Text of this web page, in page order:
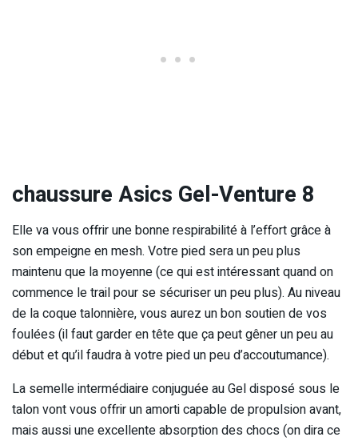
chaussure Asics Gel-Venture 8
Elle va vous offrir une bonne respirabilité à l’effort grâce à
son empeigne en mesh. Votre pied sera un peu plus
maintenu que la moyenne (ce qui est intéressant quand on
commence le trail pour se sécuriser un peu plus). Au niveau
de la coque talonnière, vous aurez un bon soutien de vos
foulées (il faut garder en tête que ça peut gêner un peu au
début et qu’il faudra à votre pied un peu d’accoutumance).
La semelle intermédiaire conjuguée au Gel disposé sous le
talon vont vous offrir un amorti capable de propulsion avant,
mais aussi une excellente absorption des chocs (on dira ce